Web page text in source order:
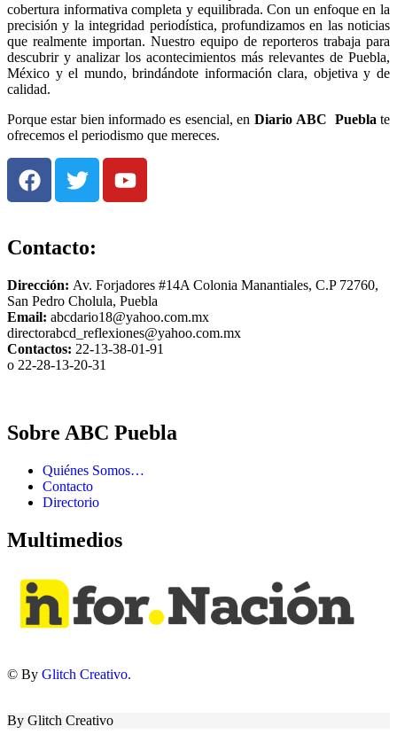
cobertura informativa completa y equilibrada. Con un enfoque en la
precisión y la integridad periodística, profundizamos en las noticias
que realmente importan. Nuestro equipo de reporteros trabaja para
descubrir y analizar los acontecimientos más relevantes de Puebla,
México y el mundo, brindándote información clara, objetiva y de
calidad.
Porque estar bien informado es esencial, en Diario ABC Puebla te
ofrecemos el periodismo que mereces.
Contacto:
Dirección: Av. Forjadores #14A Colonia Manantiales, C.P 72760,
San Pedro Cholula, Puebla
Email: abcdario18@yahoo.com.mx
directorabcd_reflexiones@yahoo.com.mx
Contactos: 22-13-38-01-91
o 22-28-13-20-31
Sobre ABC Puebla
Quiénes Somos…
Contacto
Directorio
Multimedios
© By Glitch Creativo.
By Glitch Creativo